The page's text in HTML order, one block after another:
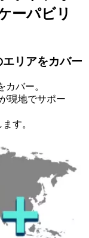
ーパビリ
リアをカバー
カバー。
現地でサポー
す。